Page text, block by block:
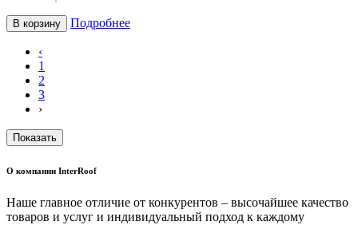
В корзину Подробнее
‹
1
2
3
›
Показать
О компании InterRoof
Наше главное отличие от конкурентов – высочайшее качество
товаров и услуг и индивидуальный подход к каждому